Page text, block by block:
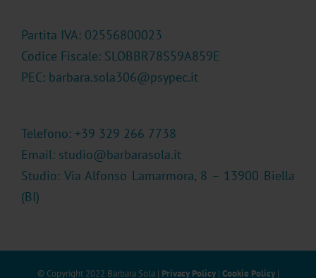
Partita IVA: 02556800023
Codice Fiscale: SLOBBR78S59A859E
PEC: barbara.sola306@psypec.it
Telefono: +39 329 266 7738
Email: studio@barbarasola.it
Studio: Via Alfonso Lamarmora, 8 – 13900 Biella
(BI)
© Copyright 2022 Barbara Sola | Privacy Policy | Cookie Policy |